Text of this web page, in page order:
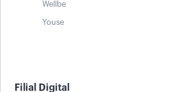
Wellbe
Youse
Filial Digital